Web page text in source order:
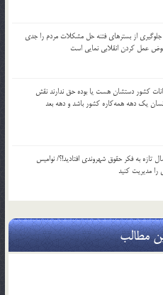
از بسترهای فتنه حل مشکلات مردم را جدی
عمل کردن انقلابی نمایی است
کشور دستشان هست یا بوده حق ندارند نقش
یک‌ دهه همه‌کاره کشور باشد و دهه بعد
تازه به فکر حقوق شهروندی افتادید!؟/ نوامیس
را مدیریت کنید
مطالب